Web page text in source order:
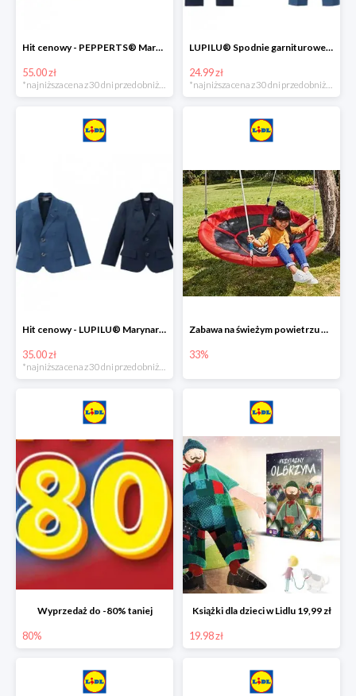
Hit cenowy - PEPPERTS® Marynarka młodzieżowa
55.00 zł
*najniższa cena z 30 dni przed obniżką
LUPILU® Spodnie garniturowe chłopięce
24.99 zł
*najniższa cena z 30 dni przed obniżką
Hit cenowy - LUPILU® Marynarka chłopięca
35.00 zł
Zabawa na świeżym powietrzu w Lidlu do -33%
33%
Wyprzedaż do -80% taniej
80%
Książki dla dzieci w Lidlu 19,99 zł
19.98 zł